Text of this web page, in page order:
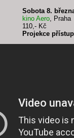
Sobota 8.
kino Aero, Praha
110,- Kč
Projekce